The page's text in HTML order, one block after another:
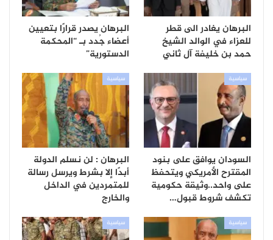
البرهان يغادر الى قطر
للعزاء في الوالد الشيخ
حمد بن خليفة آل ثاني
البرهان يصدر قرارًا بتعيين
أعضاء جُدد بـ “المحكمة
الدستورية”
سياسية
السودان يوافق على بنود
المقترح الأمريكي ويتحفظ
على واحد..وثيقة حكومية
تكشف شروط قبول…
سياسية
البرهان : لن نسلم الدولة
أبدًا إلا بشرط ويرسل رسالة
للمتمردين في الداخل
والخارج
سياسية سياسية